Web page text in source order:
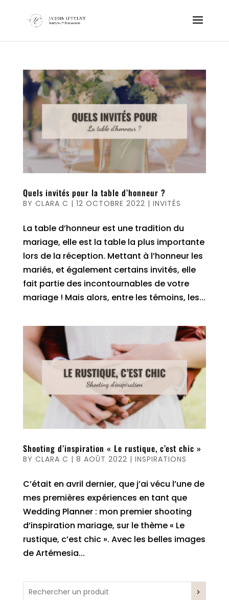
Quels invités pour la table d’honneur ?
BY CLARA C | 12 OCTOBRE 2022 | INVITÉS
La table d’honneur est une tradition du
mariage, elle est la table la plus importante
lors de la réception. Mettant à l’honneur les
mariés, et également certains invités, elle
fait partie des incontournables de votre
mariage ! Mais alors, entre les témoins, les...
Shooting d’inspiration « Le rustique, c’est chic »
BY CLARA C | 8 AOÛT 2022 | INSPIRATIONS
C’était en avril dernier, que j’ai vécu l’une de
mes premières expériences en tant que
Wedding Planner : mon premier shooting
d’inspiration mariage, sur le thème « Le
rustique, c’est chic ». Avec les belles images
de Artémesia...
>